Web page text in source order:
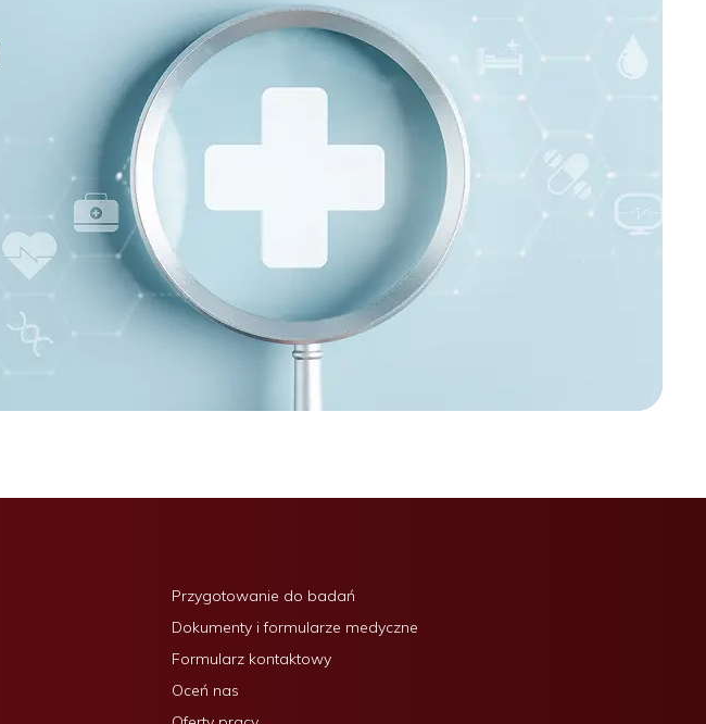
Przygotowanie do badań
Dokumenty i formularze medyczne
Formularz kontaktowy
Oceń nas